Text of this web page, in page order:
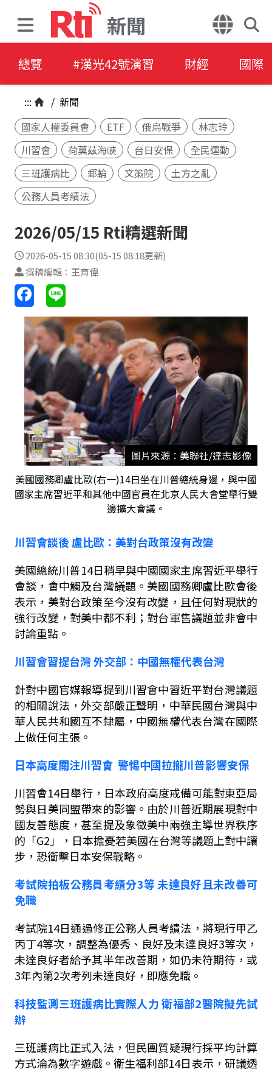
新聞
總覽 #漢光42號演習 財經 國際
::: / 新聞
國家人權委員會
ETF 俄烏戰爭
林志玲
川習會
荷莫茲海峽 台日安保
全民運動
三班護病比
郵輪 文策院
土方之亂
公務人員考績法
2026/05/15 Rti精選新聞
2026-05-15 08:30(05-15 08:18更新)
撰稿編輯：王育偉
圖片來源：美聯社/達志影像
美國國務卿盧比歐(右一)14日坐在川普總統身邊，與中國
國家主席習近平和其他中國官員在北京人民大會堂舉行雙
邊擴大會議。
川習會談後盧比歐：美對台政策沒有改變
美國總統川普14日稍早與中國國家主席習近平舉行
會談，會中觸及台灣議題。美國國務卿盧比歐會後
表示，美對台政策至今沒有改變，且任何對現狀的
強行改變，對美中都不利；對台軍售議題並非會中
討論重點。
川習會習提台灣外交部：中國無權代表台灣
針對中國官媒報導提到川習會中習近平對台灣議題
的相關說法，外交部嚴正聲明，中華民國台灣與中
華人民共和國互不隸屬，中國無權代表台灣在國際
上做任何主張。
日本高度關注川習會 警惕中國拉攏川普影響安保
川習會14日舉行，日本政府高度戒備可能對東亞局
勢與日美同盟帶來的影響。由於川普近期展現對中
國友善態度，甚至提及象徵美中兩強主導世界秩序
的「G2 」，日本擔憂若美國在台灣等議題上對中讓
步，恐衝擊日本安保戰略。
考試院拍板公務員考績分3等 未達良好且未改善可
免職
考試院14日通過修正公務人員考績法，將現行甲乙
丙丁4等次，調整為優秀、良好及未達良好3等次，
未達良好者給予其半年改善期，如仍未符期待，或
3年內第2次考列未達良好，即應免職。
科技監測三班護病比實際人力 衛福部2醫院擬先試
辦
三班護病比正式入法，但民團質疑現行採平均計算
方式淪為數字遊戲。衛生福利部14日表示，研議透